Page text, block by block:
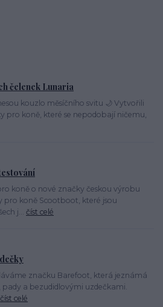
čelenek Lunaria
kouzlo měsíčního svitu 🌙 Vytvořili
pro koně, které se nepodobají ničemu,
koně o nové značky českou výrobu
pro koně Scootboot, které jsou
j... číst celé
značku Barefoot, která jeznámá
a bezudidlovými uzdečkami.
číst celé